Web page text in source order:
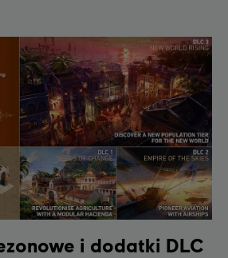
i dodatki DLC